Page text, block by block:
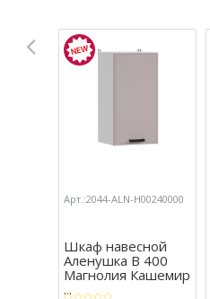
Арт.:2044-ALN-Н00240000
Шкаф навесной
Аленушка В 400
Магнолия Кашемир
...